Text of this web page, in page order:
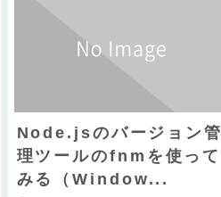
Node.jsのバージョン管
理ツールのfnmを使って
みる（Window...